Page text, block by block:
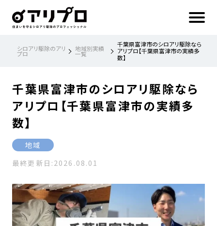
シロアリ駆除のアリ
プロ
地域別実績
一覧
千葉県富津市のシロアリ駆除なら
アリプロ【千葉県富津市の実績多
数】
千葉県富津市のシロアリ駆除なら
アリプロ【千葉県富津市の実績多
数】
地域
最終更新日:2026.08.01